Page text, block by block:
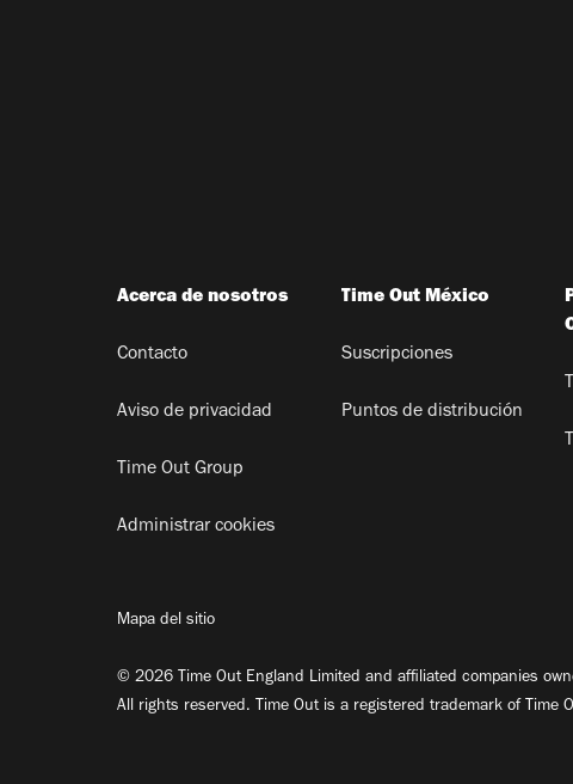
Acerca de nosotros
Contacto
Aviso de privacidad
Time Out Group
Administrar cookies
Time Out México
Suscripciones
Puntos de distribución
Mapa del sitio
© 2026 Time Out England Limited and affiliated companies
All rights reserved. Time Out is a registered trademark of Time